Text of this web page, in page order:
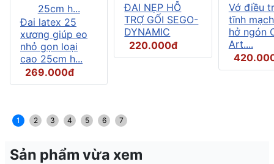
Đai latex 25
xương giúp eo
nhỏ gọn loại
cao 25cm h...
269.000đ
ĐAI NẸP HỖ
TRỢ GỐI SEGO-
DYNAMIC
220.000đ
Vớ điều
tĩnh
hở ngón
Art....
1 2 3 4 5 6 7
Sản phẩm vừa xem